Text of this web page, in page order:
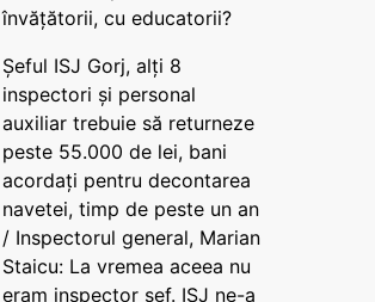
învățătorii, cu educatorii?
Șeful ISJ Gorj, alți 8
inspectori și personal
auxiliar trebuie să returneze
peste 55.000 de lei, bani
acordați pentru decontarea
navetei, timp de peste un an
/ Inspectorul general, Marian
Staicu: La vremea aceea nu
eram inspector șef. ISJ ne-a